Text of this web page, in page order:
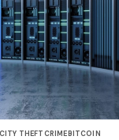
THEFTCRIMEBITCOIN